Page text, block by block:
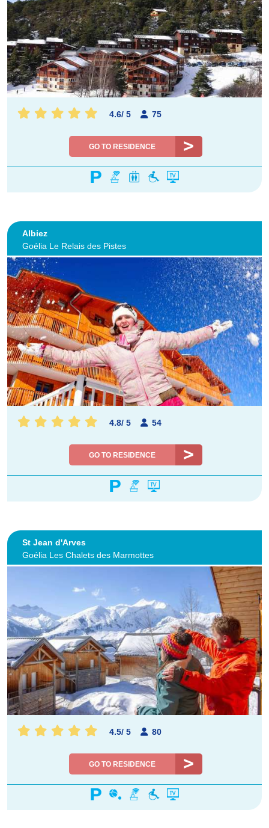
4.6/ 5 75
GO TO RESIDENCE
Albiez
Goélia Le Relais des Pistes
4.8/ 5 54
GO TO RESIDENCE
St Jean d'Arves
Goélia Les Chalets des Marmottes
4.5/ 5 80
GO TO RESIDENCE